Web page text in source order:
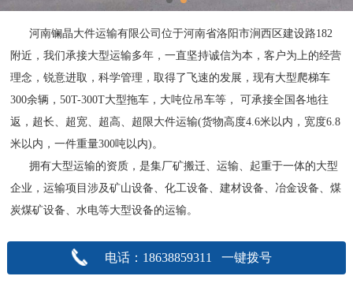
河南镧晶大件运输有限公司位于河南省洛阳市涧西区建设路182
附近，我们承接大型运输多年，一直坚持诚信为本，客户为上的经营
理念，锐意进取，科学管理，取得了飞速的发展，现有大型爬梯车
300余辆，50T-300T大型拖车，大吨位吊车等， 可承接全国各地往
返，超长、超宽、超高、超限大件运输(货物高度4.6米以内，宽度6.8
米以内，一件重量300吨以内)。
拥有大型运输的资质，是集厂矿搬迁、运输、起重于一体的大型
企业，运输项目涉及矿山设备、化工设备、建材设备、冶金设备、煤
炭煤矿设备、水电等大型设备的运输。
电话：18638859311 一键拨号